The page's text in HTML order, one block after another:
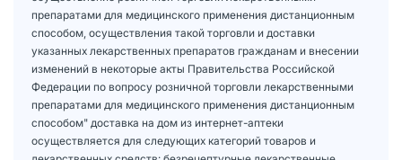
препаратами для медицинского применения дистанционным
способом, осуществления такой торговли и доставки
указанных лекарственных препаратов гражданам и внесении
изменений в некоторые акты Правительства Российской
Федерации по вопросу розничной торговли лекарственными
препаратами для медицинского применения дистанционным
способом" доставка на дом из интернет-аптеки
осуществляется для следующих категорий товаров и